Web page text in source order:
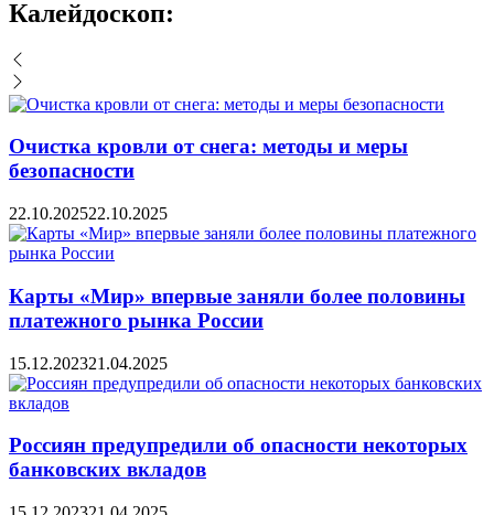
Калейдоскоп:
Очистка кровли от снега: методы и меры
безопасности
22.10.202522.10.2025
Карты «Мир» впервые заняли более половины
платежного рынка России
15.12.202321.04.2025
Россиян предупредили об опасности некоторых
банковских вкладов